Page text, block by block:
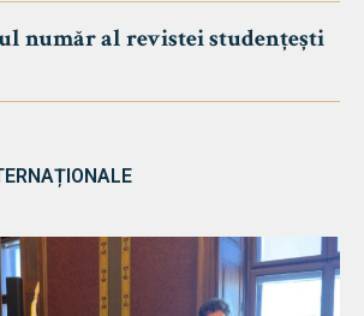
număr al revistei studențești